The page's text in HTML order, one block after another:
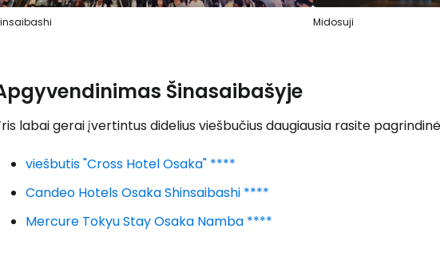
Midosuji
Šinasaibašyje
labai gerai įvertintus didelius viešbučius daugiausia rasite
viešbutis "Cross Hotel Osaka" ****
Candeo Hotels Osaka Shinsaibashi ****
Mercure Tokyu Stay Osaka Namba ****
Prisijunkite prie
... pasaulinė kelionių bendruomenė